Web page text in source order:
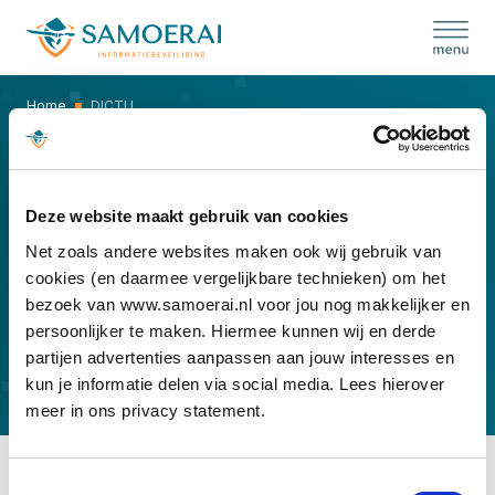
Deze website maakt gebruik van cookies
Net zoals andere websites maken ook wij gebruik van
cookies (en daarmee vergelijkbare technieken) om het
bezoek van www.samoerai.nl voor jou nog makkelijker en
persoonlijker te maken. Hiermee kunnen wij en derde
partijen advertenties aanpassen aan jouw interesses en
kun je informatie delen via social media. Lees hierover
meer in ons privacy statement.
Home DICTU
DICTU